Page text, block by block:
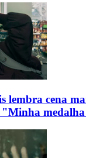
lembra cena
"Minha